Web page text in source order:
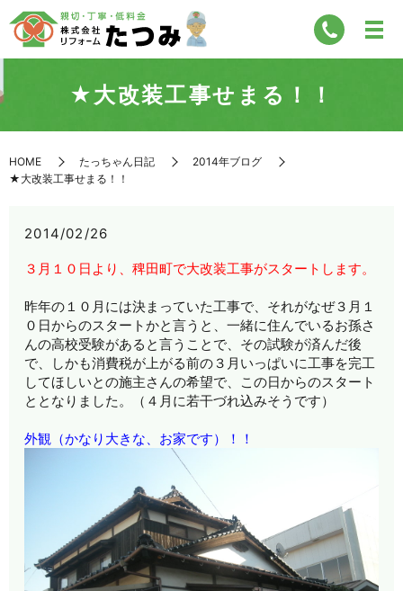
★大改装工事せまる！！
HOME たっちゃん日記
2014年ブログ
★大改装工事せまる！！
2014/02/26
３月１０日より、稗田町で大改装工事がスタートします。
昨年の１０月には決まっていた工事で、それがなぜ３月１
０日からのスタートかと言うと、一緒に住んでいるお孫さ
んの高校受験があると言うことで、その試験が済んだ後
で、しかも消費税が上がる前の３月いっぱいに工事を完工
してほしいとの施主さんの希望で、この日からのスタート
ととなりました。（４月に若干づれ込みそうです）
外観（かなり大きな、お家です）！！